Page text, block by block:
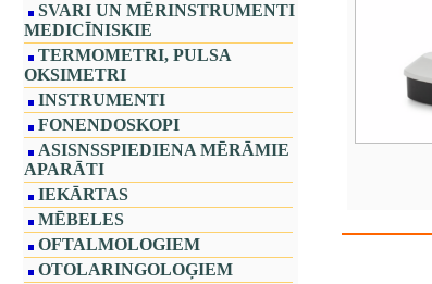
SVARI UN MĒRINSTRUMENTI
MEDICĪNISKIE
TERMOMETRI, PULSA
OKSIMETRI
INSTRUMENTI
FONENDOSKOPI
ASISNSSPIEDIENA MĒRĀMIE
APARĀTI
IEKĀRTAS
MĒBELES
OFTALMOLOGIEM
OTOLARINGOLOĢIEM